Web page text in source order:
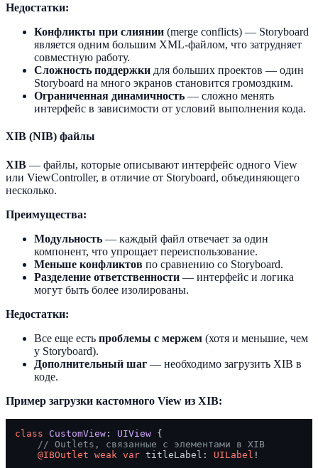
Недостатки:
Конфликты при слиянии (merge conflicts) — Storyboard
является одним большим XML-файлом, что затрудняет
совместную работу.
Сложность поддержки для больших проектов — один
Storyboard на много экранов становится громоздким.
Ограниченная динамичность — сложно менять
интерфейс в зависимости от условий выполнения кода.
XIB (NIB) файлы
XIB — файлы, которые описывают интерфейс одного View
или ViewController, в отличие от Storyboard, объединяющего
несколько.
Преимущества:
Модульность — каждый файл отвечает за один
компонент, что упрощает переиспользование.
Меньше конфликтов по сравнению со Storyboard.
Разделение ответственности — интерфейс и логика
могут быть более изолированы.
Недостатки:
Все еще есть проблемы с мержем (хотя и меньшие, чем
у Storyboard).
Дополнительный шаг — необходимо загрузить XIB в
коде.
Пример загрузки кастомного View из XIB:
class CustomView : UIView {
// Outlets, связанные с элементами в XIB
@IBOutlet weak var titleLabel: UILabel !